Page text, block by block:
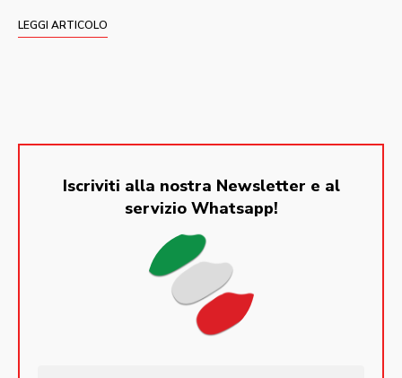
LEGGI ARTICOLO
Iscriviti alla nostra Newsletter e al
servizio Whatsapp!